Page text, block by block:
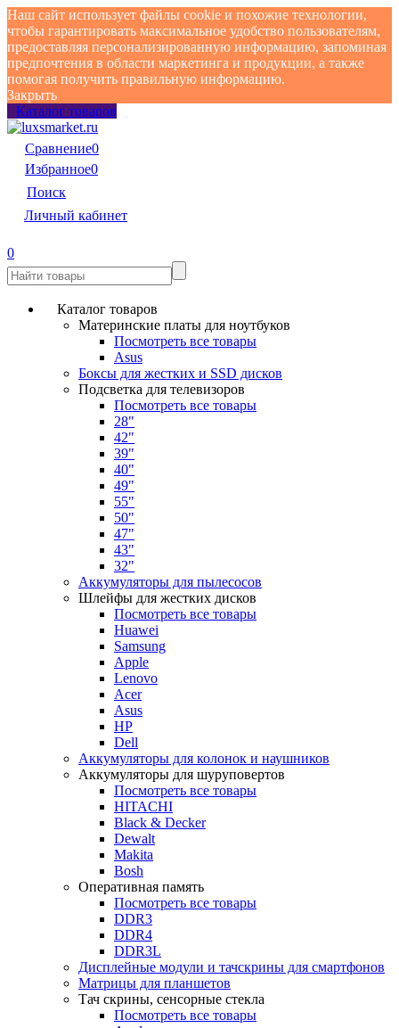
Наш сайт использует файлы cookie и похожие технологии,
чтобы гарантировать максимальное удобство пользователям,
предоставляя персонализированную информацию, запоминая
предпочтения в области маркетинга и продукции, а также
помогая получить правильную информацию.
Закрыть
Каталог товаров
Сравнение0
Избранное0
Поиск
Личный кабинет
0
Каталог товаров
Материнские платы для ноутбуков
Посмотреть все товары
Asus
Боксы для жестких и SSD дисков
Подсветка для телевизоров
Посмотреть все товары
28"
42"
39"
40"
49"
55"
50"
47"
43"
32"
Аккумуляторы для пылесосов
Шлейфы для жестких дисков
Посмотреть все товары
Huawei
Samsung
Apple
Lenovo
Acer
Asus
HP
Dell
Аккумуляторы для колонок и наушников
Аккумуляторы для шуруповертов
Посмотреть все товары
HITACHI
Black & Decker
Dewalt
Makita
Bosh
Оперативная память
Посмотреть все товары
DDR3
DDR4
DDR3L
Дисплейные модули и тачскрины для смартфонов
Матрицы для планшетов
Тач скрины, сенсорные стекла
Посмотреть все товары